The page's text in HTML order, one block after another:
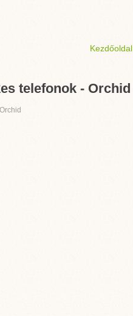
Kezdőoldal
telefonok - Orchid
Orchid